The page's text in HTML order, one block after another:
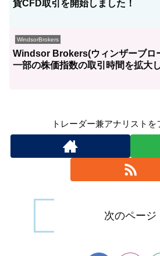
貨CFD取引を開始しました！
WindsorBrokers
Windsor Brokers(ウィンザーブロ
一部の株価指数の取引時間を拡大
トレーダー兼アナリストを
次のページ